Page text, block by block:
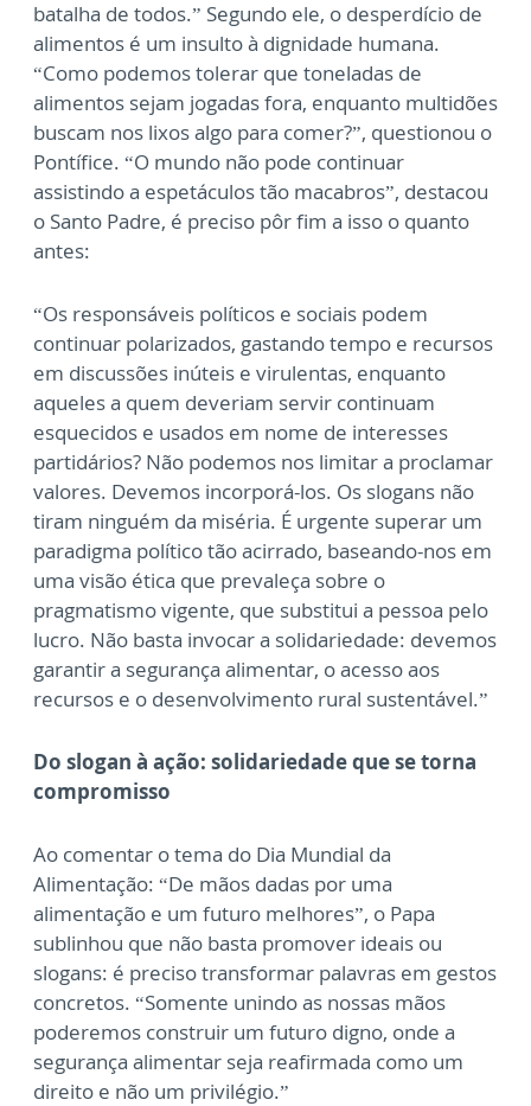
batalha de todos.” Segundo ele, o desperdício de
alimentos é um insulto à dignidade humana.
“Como podemos tolerar que toneladas de
alimentos sejam jogadas fora, enquanto multidões
buscam nos lixos algo para comer?”, questionou o
Pontífice. “O mundo não pode continuar
assistindo a espetáculos tão macabros”, destacou
o Santo Padre, é preciso pôr fim a isso o quanto
antes:
“Os responsáveis políticos e sociais podem
continuar polarizados, gastando tempo e recursos
em discussões inúteis e virulentas, enquanto
aqueles a quem deveriam servir continuam
esquecidos e usados em nome de interesses
partidários? Não podemos nos limitar a proclamar
valores. Devemos incorporá-los. Os slogans não
tiram ninguém da miséria. É urgente superar um
paradigma político tão acirrado, baseando-nos em
uma visão ética que prevaleça sobre o
pragmatismo vigente, que substitui a pessoa pelo
lucro. Não basta invocar a solidariedade: devemos
garantir a segurança alimentar, o acesso aos
recursos e o desenvolvimento rural sustentável.”
Do slogan à ação: solidariedade que se torna
compromisso
Ao comentar o tema do Dia Mundial da
Alimentação: “De mãos dadas por uma
alimentação e um futuro melhores”, o Papa
sublinhou que não basta promover ideais ou
slogans: é preciso transformar palavras em gestos
concretos. “Somente unindo as nossas mãos
poderemos construir um futuro digno, onde a
segurança alimentar seja reafirmada como um
direito e não um privilégio.”